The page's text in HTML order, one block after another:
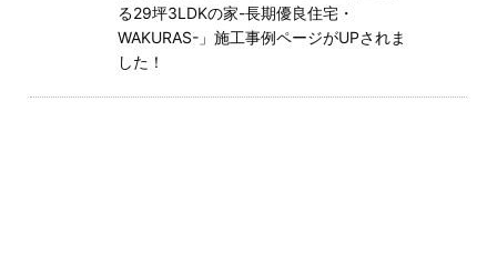
る29坪3LDKの家-長期優良住宅・
WAKURAS-」施工事例ページがUPされま
した！